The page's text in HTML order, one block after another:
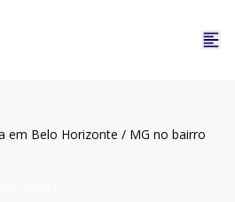
em Belo Horizonte / MG no bairro